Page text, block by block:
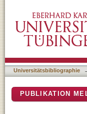
Universitätsbibliographie
PUBLIKATION